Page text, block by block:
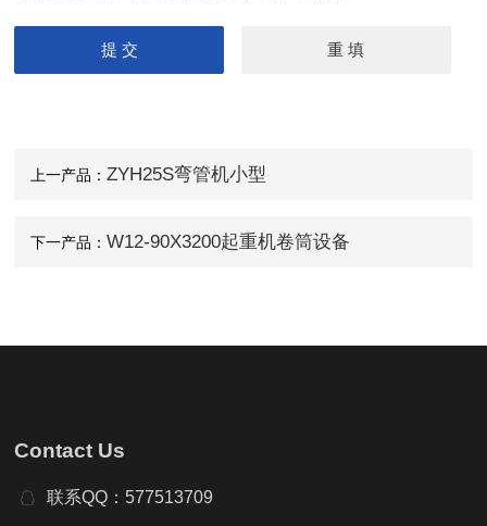
上一产品： ZYH25S弯管机小型
下一产品： W12-90X3200起重机卷筒设备
Contact Us
联系QQ：577513709